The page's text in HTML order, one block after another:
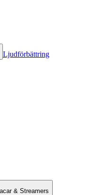
Ljudförbättring
& Streamers